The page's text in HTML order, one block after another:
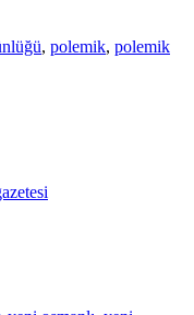
, polemik, polemik